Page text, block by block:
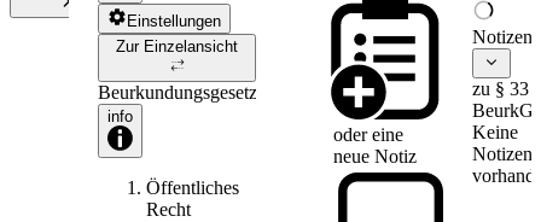
Einstellungen
Zur Einzelansicht
Beurkundungsgesetz
info
Öffentliches
Recht
oder eine
neue Notiz
Notizen
zu § 33
BeurkG
Keine
Notizen